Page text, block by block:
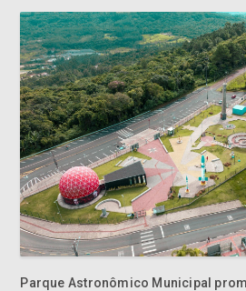
Parque Astronômico Municipal